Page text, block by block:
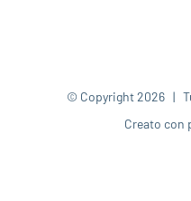
© Copyright2026 |
Creato con